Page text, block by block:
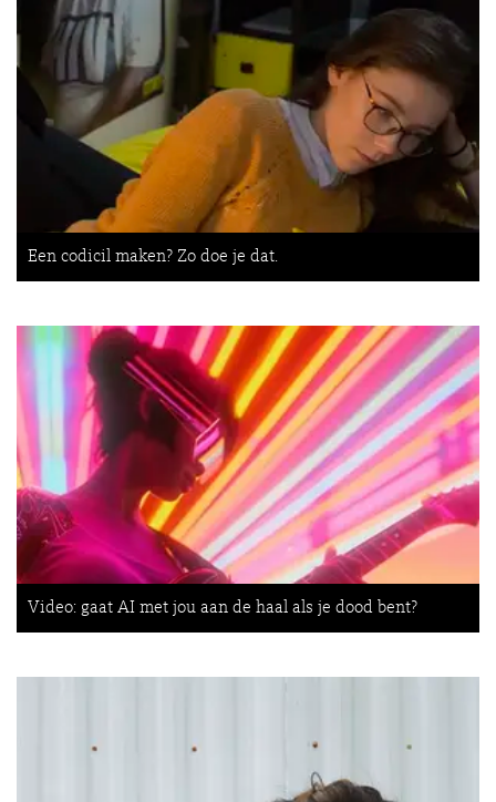
Een codicil maken? Zo doe je dat.
Video: gaat AI met jou aan de haal als je dood bent?